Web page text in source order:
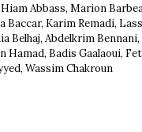
Abbass, Marion
Baccar, Karim Remadi,
Belhaj, Abdelkrim Bennani,
Hamad, Badis Gaalaoui,
Wassim Chakroun